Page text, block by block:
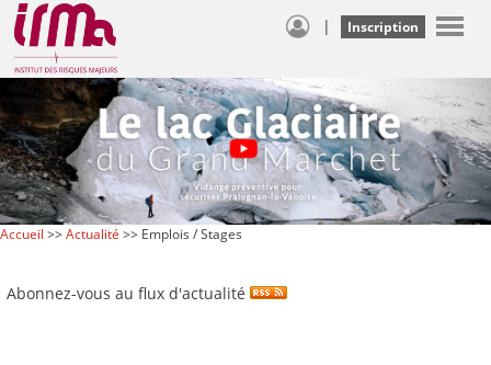
| Inscription
Accueil >>Actualité >> Emplois / Stages
Abonnez-vous au flux d'actualité